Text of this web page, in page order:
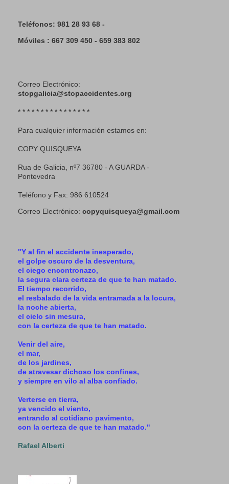
Teléfonos: 981 28 93 68 -
Móviles : 667 309 450 - 659 383 802
Correo Electrónico:
stopgalicia@stopaccidentes.org
* * * * * * * * * * * * * * * *
Para cualquier información estamos en:
COPY QUISQUEYA
Rua de Galicia, nº7 36780 - A GUARDA -
Pontevedra
Teléfono y Fax: 986 610524
Correo Electrónico: copyquisqueya@gmail.com
"Y al fin el accidente inesperado,
el golpe oscuro de la desventura,
el ciego encontronazo,
la segura clara certeza de que te han matado.
El tiempo recorrido,
el resbalado de la vida entramada a la locura,
la noche abierta,
el cielo sin mesura,
con la certeza de que te han matado.
Venir del aire,
el mar,
de los jardines,
de atravesar dichoso los confines,
y siempre en vilo al alba confiado.
Verterse en tierra,
ya vencido el viento,
entrando al cotidiano pavimento,
con la certeza de que te han matado."
Rafael Alberti